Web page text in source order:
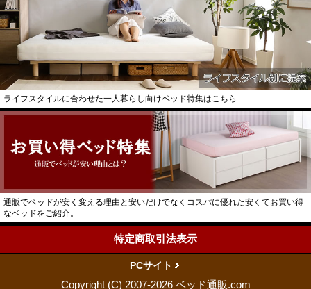
ライフスタイルに合わせた一人暮らし向けベッド特集はこちら
通販でベッドが安く変える理由と安いだけでなくコスパに優れた安くてお買い得
なベッドをご紹介。
特定商取引法表示
PCサイト
Copyright (C) 2007-2026 ベッド通販.com